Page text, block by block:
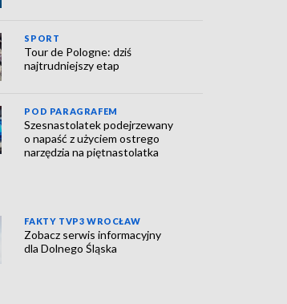
SPORT
Tour de Pologne: dziś
najtrudniejszy etap
POD PARAGRAFEM
Szesnastolatek podejrzewany
o napaść z użyciem ostrego
narzędzia na piętnastolatka
FAKTY TVP3 WROCŁAW
Zobacz serwis informacyjny
dla Dolnego Śląska